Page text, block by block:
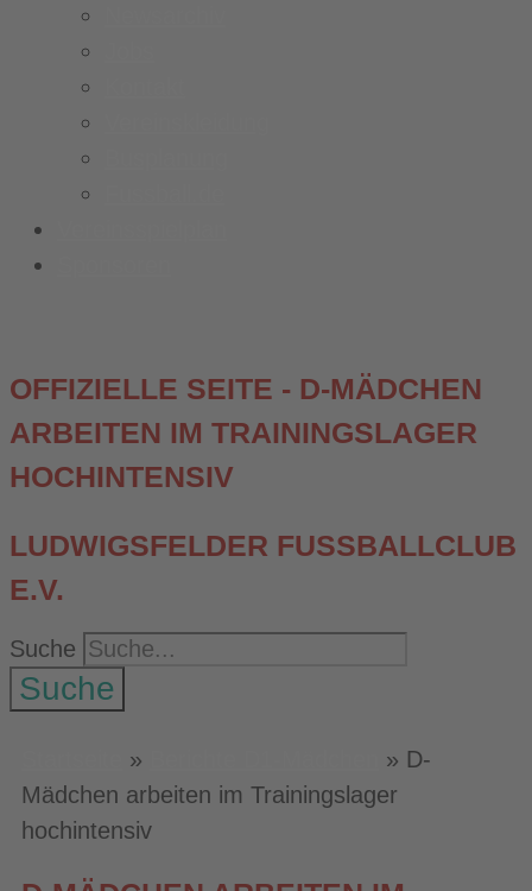
OFFIZIELLE SEITE - D-MÄDCHEN
ARBEITEN IM TRAININGSLAGER
HOCHINTENSIV
LUDWIGSFELDER FUSSBALLCLUB E
.V.
Suche
Suche
» » D-
Mädchen arbeiten im Trainingslager
hochintensiv